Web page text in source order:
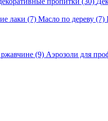
лаки (7) Масло по дереву (7)
(9) Аэрозоли для